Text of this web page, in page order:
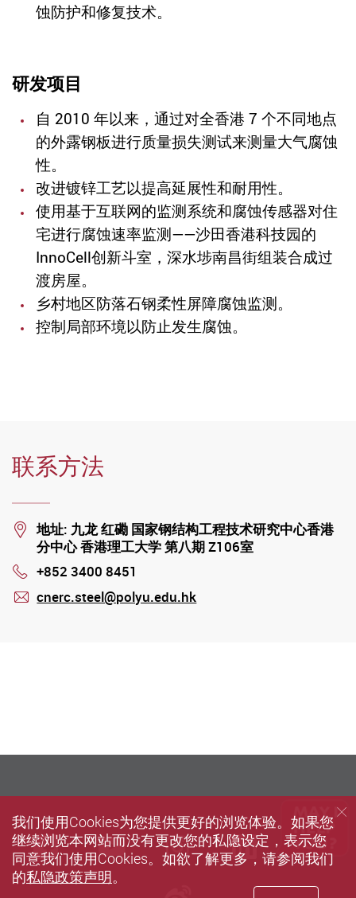
蚀防护和修复技术。
研发项目
自 2010 年以来，通过对全香港 7 个不同地点
的外露钢板进行质量损失测试来测量大气腐蚀
性。
改进镀锌工艺以提高延展性和耐用性。
使用基于互联网的监测系统和腐蚀传感器对住
宅进行腐蚀速率监测——沙田香港科技园的
InnoCell创新斗室，深水埗南昌街组装合成过
渡房屋。
乡村地区防落石钢柔性屏障腐蚀监测。
控制局部环境以防止发生腐蚀。
联系方法
Location
地址: 九龙 红磡 国家钢结构工程技术研究中心香港
分中心 香港理工大学 第八期 Z106室
Phone
+852 3400 8451
cnerc.steel@polyu.edu.hk
FacebookYoutubeinstagramLinkedIn
我们使用Cookies为您提供更好的浏览体验。如果您
继续浏览本网站而没有更改您的私隐设定，表示您
同意我们使用Cookies。如欲了解更多，请参阅我们
的私隐政策声明。